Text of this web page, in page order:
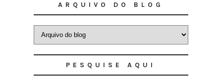
ARQUIVO DO BLOG
PESQUISE AQUI